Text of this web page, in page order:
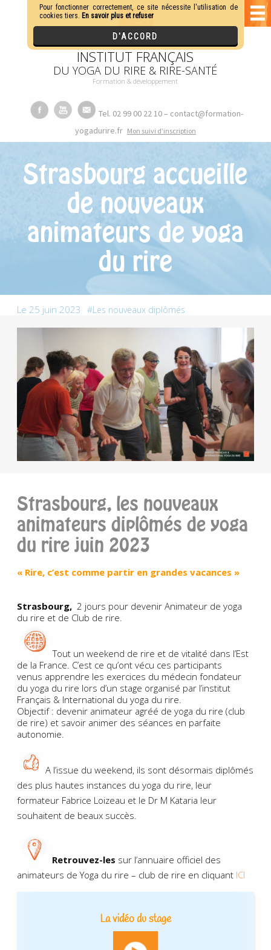
INSTITUT FRANÇAIS
DU YOGA DU RIRE & RIRE-SANTÉ
Formation & développement
Tel. 02 99 00 22 10 – contact@formation-
yogadurire.fr Mon suivi d’inscription
Strasbourg accueille
de nouveaux
animateurs de yoga
du rire
Le 25 juin 2023 Les nouveaux diplômés
Strasbourg, les nouveaux
animateurs diplômés de yoga
du rire juin 2023
« Rire, c’est comme partir en grandes vacances »
Strasbourg, 2 jours pour devenir Animateur de yoga
du rire et de Club de rire.
Tout un weekend de rire et de vitalité dans l’Est
de la France. C’est ce qu’ont vécu ces participants
venus apprendre les exercices du médecin fondateur
du yoga du rire lors d’un stage organisé par l’institut
Français & International du yoga du rire.
Objectif : devenir animateur agréé de yoga du rire (club
de rire) et savoir animer des séances en parfaite
autonomie.
A l’issue du weekend, ils sont désormais diplômés
des plus hautes instances du yoga du rire, leur
formateur Fabrice Loizeau et le Dr M Kataria leur
souhaitent de beaux succès.
Retrouvez-les sur l’annuaire officiel des
animateurs de Yoga du rire – club de rire en cliquantICI
La vidéo du stage